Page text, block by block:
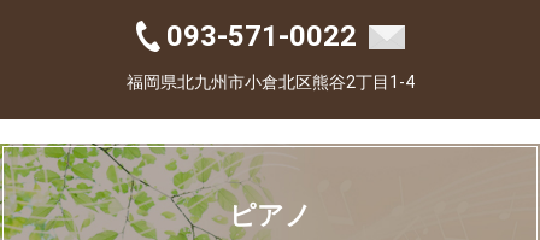
093-571-0022
福岡県北九州市小倉北区熊谷2丁目1-4
ピアノ